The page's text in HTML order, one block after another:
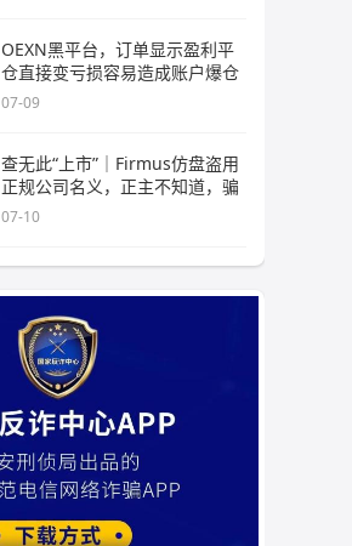
OEXN黑平台，订单显示盈利平
仓直接变亏损容易造成账户爆仓
07-09
查无此“上市”｜Firmus仿盘盗用
正规公司名义，正主不知道，骗
07-10